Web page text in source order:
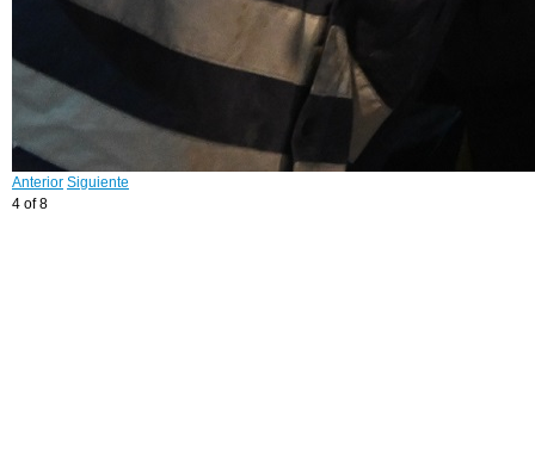
Anterior Siguiente
4 of 8